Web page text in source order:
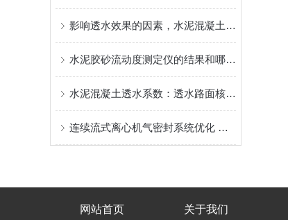
影响透水效果的因素，水泥混凝土透水系数高低成因分析
水泥胶砂流动度测定仪的结果和哪些方面有关
水泥混凝土透水系数：透水路面核心性能指标检测方法详解
连续流式离心机气密封系统优化 满足高洁净/有毒介质工况新标要求
网站首页 关于我们